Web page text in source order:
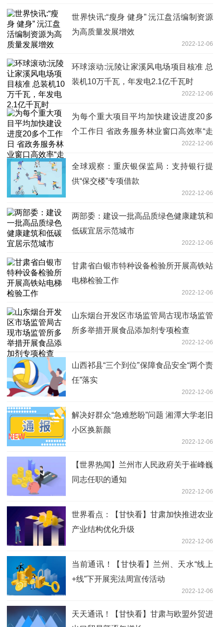
世界快讯:“瘦身 健身” 沅江盘活编制资源
为高质量发展增效
2022-12-06
环球滚动:沅陵让家溪风电场项目核准 总
装机10万千瓦，年发电2.1亿千瓦时
2022-12-06
为每个重大项目平均加快建设进度20多
个工作日 省政务服务林业窗口高效率“走
2022-12-06
全球观察：重庆银保监局：支持银行提
供“保交楼”专项借款
2022-12-06
两部委：建设一批高品质绿色健康建筑和
低碳宜居示范城市
2022-12-06
甘肃省白银市特种设备检验所开展高铁站
电梯检验工作
2022-12-06
山东烟台开发区市场监管局古现市场监管
所多举措开展食品添加剂专项检查
2022-12-06
山西祁县“三个到位”保障食品安全“两个责
任”落实
2022-12-06
解决好群众“急难愁盼”问题 湘潭大学老旧
小区换新颜
2022-12-06
【世界热闻】兰州市人民政府关于崔峰巍
同志任职的通知
2022-12-06
世界看点：【甘快看】甘肃加快推进农业
产业结构优化升级
2022-12-06
当前通讯！【甘快看】兰州、天水“线上
+线”下开展宪法周宣传活动
2022-12-06
天天通讯！【甘快看】甘肃与欧盟外贸进